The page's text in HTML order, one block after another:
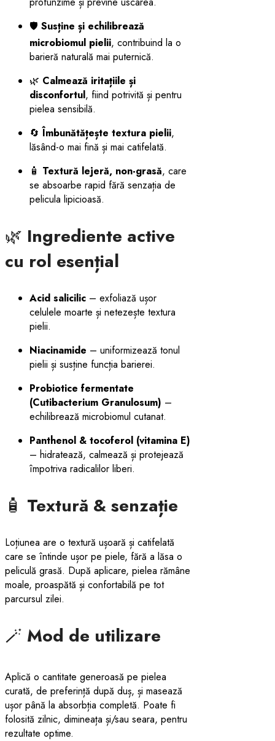
🛡️ Susține și echilibrează
microbiomul pielii, contribuind la o
barieră naturală mai puternică.
🌿 Calmează iritațiile și
disconfortul, fiind potrivită și pentru
pielea sensibilă.
🔄 Îmbunătățește textura pielii,
lăsând-o mai fină și mai catifelată.
🧴 Textură lejeră, non-grasă, care
se absoarbe rapid fără senzația de
pelicula lipicioasă.
🌿 Ingrediente active
cu rol esențial
Acid salicilic – exfoliază ușor
celulele moarte și netezește textura
pielii.
Niacinamide – uniformizează tonul
pielii și susține funcția barierei.
Probiotice fermentate
(Cutibacterium Granulosum) –
echilibrează microbiomul cutanat.
Panthenol & tocoferol (vitamina E)
– hidratează, calmează și protejează
împotriva radicalilor liberi.
🧴 Textură & senzație
Loțiunea are o textură ușoară și catifelată
care se întinde ușor pe piele, fără a lăsa o
peliculă grasă. După aplicare, pielea rămâne
moale, proaspătă și confortabilă pe tot
parcursul zilei.
🪄 Mod de utilizare
Aplică o cantitate generoasă pe pielea
curată, de preferință după duș, și masează
ușor până la absorbția completă. Poate fi
folosită zilnic, dimineața și/sau seara, pentru
rezultate optime.